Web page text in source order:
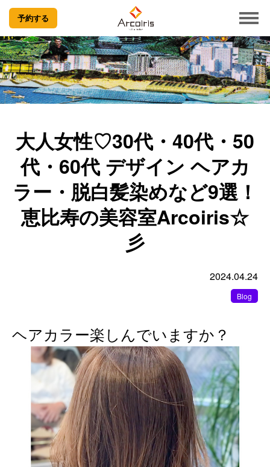
予約する
大人女性♡30代・40代・50
代・60代 デザイン ヘアカ
ラー・脱白髪染めなど9選！
恵比寿の美容室Arcoiris☆
彡
2024.04.24
Blog
ヘアカラー楽しんでいますか？